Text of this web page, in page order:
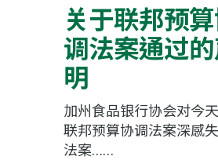
关于联邦预
调法案通过
明
加州食品银行协会对今
联邦预算协调法案深感
法案……